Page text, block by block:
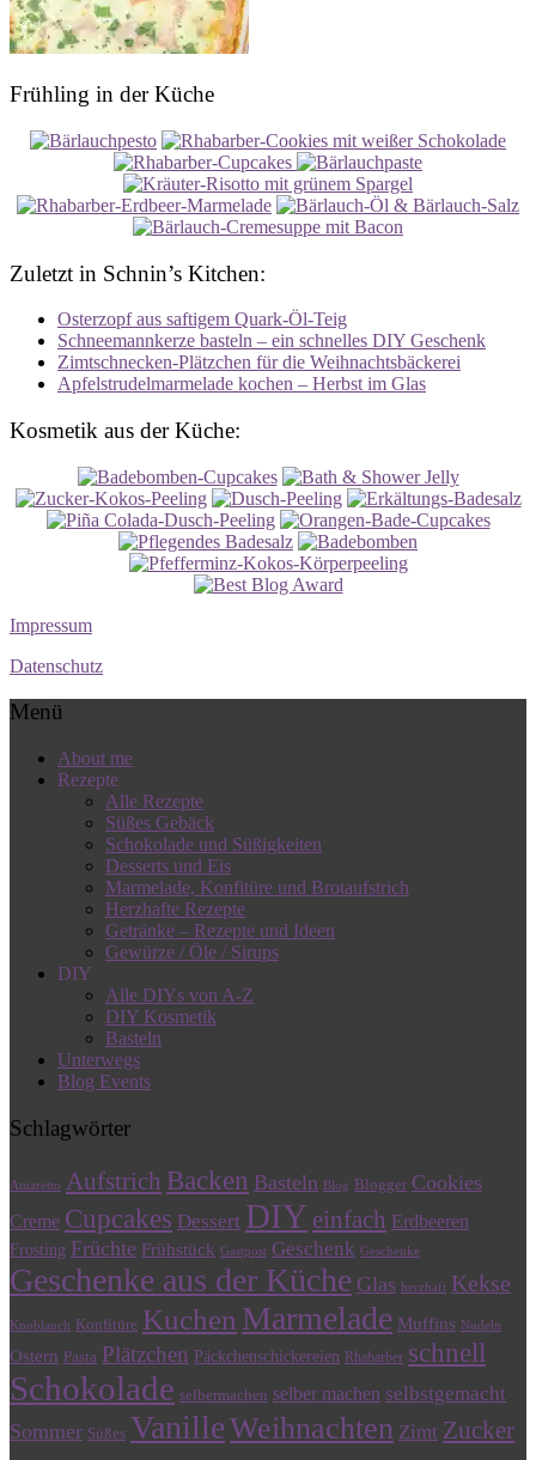
Frühling in der Küche
Zuletzt in Schnin’s Kitchen:
Osterzopf aus saftigem Quark-Öl-Teig
Schneemannkerze basteln – ein schnelles DIY Geschenk
Zimtschnecken-Plätzchen für die Weihnachtsbäckerei
Apfelstrudelmarmelade kochen – Herbst im Glas
Kosmetik aus der Küche:
Impressum
Datenschutz
Menü
About me
Rezepte
Alle Rezepte
Süßes Gebäck
Schokolade und Süßigkeiten
Desserts und Eis
Marmelade, Konfitüre und Brotaufstrich
Herzhafte Rezepte
Getränke – Rezepte und Ideen
Gewürze / Öle / Sirups
DIY
Alle DIYs von A-Z
DIY Kosmetik
Basteln
Unterwegs
Blog Events
Schlagwörter
Amaretto Aufstrich Backen Basteln Blog Blogger Cookies
Creme Cupcakes Dessert DIY einfach Erdbeeren
Frosting Früchte Frühstück Gastpost Geschenk Geschenke
Geschenke aus der Küche Glas herzhaft Kekse
Knoblauch Konfitüre Kuchen Marmelade Muffins Nudeln
Ostern Pasta Plätzchen Päckchenschickereien Rhabarber schnell
Schokolade selbermachen selber machen selbstgemacht
Sommer Süßes VanilleWeihnachten Zimt Zucker